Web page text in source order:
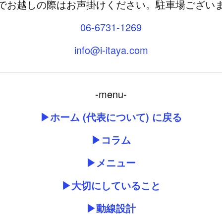
お越しの際はお声掛けください。駐車場ござい
06-6731-1269
info@i-itaya.com
-menu-
▶ホーム (代表について) に戻る
▶コラム
▶メニュー
▶大切にしていること
▶動線設計